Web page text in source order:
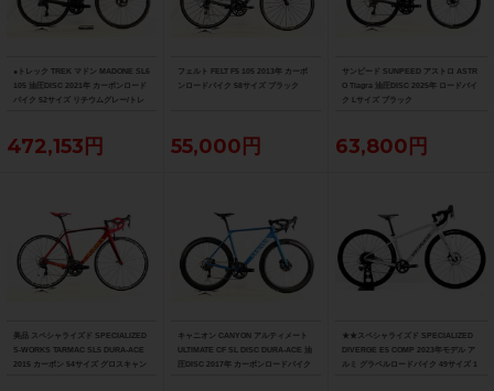
●トレック TREK マドン MADONE SL6
105 油圧DISC 2021年 カーボンロード
バイク 52サイズ リチウムグレー/トレ
472,153円
フェルト FELT F5 105 2013年 カーボ
ンロードバイク 58サイズ ブラック
55,000円
サンピード SUNPEED アストロ ASTR
O Tiagra 油圧DISC 2025年 ロードバイ
ク Lサイズ ブラック
63,800円
美品 スペシャライズド SPECIALIZED
S-WORKS TARMAC SL5 DURA-ACE
2015 カーボン 54サイズ グロスキャン
キャニオン CANYON アルティメート
ULTIMATE CF SL DISC DURA-ACE 油
圧DISC 2017年 カーボンロードバイク
★★スペシャライズド SPECIALIZED
DIVERGE E5 COMP 2023年モデル ア
ルミ グラベルロードバイク 49サイズ 1